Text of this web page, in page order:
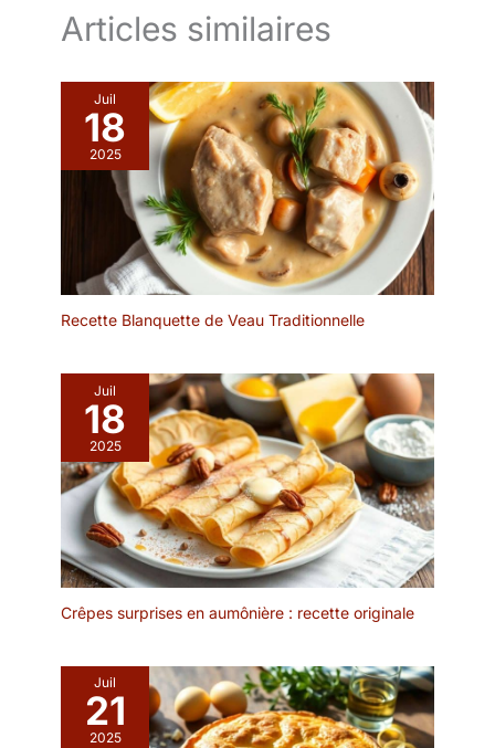
Articles similaires
Juil
18
2025
Recette Blanquette de Veau Traditionnelle
Juil
18
2025
Crêpes surprises en aumônière : recette originale
Juil
21
2025